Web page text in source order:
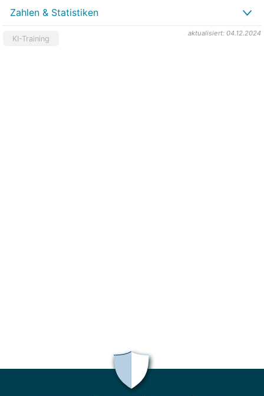
Zahlen & Statistiken
aktualisiert: 04.12.2024
KI-Training